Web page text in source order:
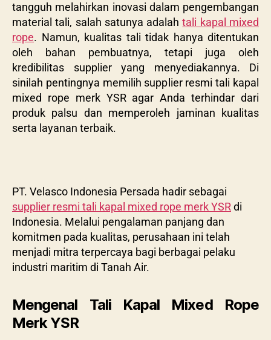
tangguh melahirkan inovasi dalam pengembangan
material tali, salah satunya adalahtali kapal mixed
rope. Namun, kualitas tali tidak hanya ditentukan
oleh bahan pembuatnya, tetapi juga oleh
kredibilitas supplier yang menyediakannya. Di
sinilah pentingnya memilih supplier resmi tali kapal
mixed rope merk YSR agar Anda terhindar dari
produk palsu dan memperoleh jaminan kualitas
serta layanan terbaik.
PT. Velasco Indonesia Persada hadir sebagai
supplier resmi tali kapal mixed rope merk YSRdi
Indonesia. Melalui pengalaman panjang dan
komitmen pada kualitas, perusahaan ini telah
menjadi mitra terpercaya bagi berbagai pelaku
industri maritim di Tanah Air.
Mengenal Tali Kapal Mixed Rope
Merk YSR